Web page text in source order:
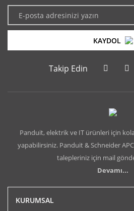
KAYDOL
Takip Edin
Panduit, elektrik ve IT ürünleri için
yapabilirsiniz. Panduit & Schneider
talepleriniz için mail
Devamı...
KURUMSAL